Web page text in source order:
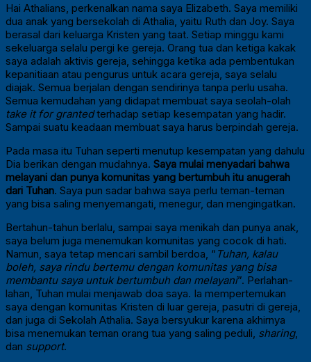
Hai Athalians, perkenalkan nama saya Elizabeth. Saya memiliki
dua anak yang bersekolah di Athalia, yaitu Ruth dan Joy. Saya
berasal dari keluarga Kristen yang taat. Setiap minggu kami
sekeluarga selalu pergi ke gereja. Orang tua dan ketiga kakak
saya adalah aktivis gereja, sehingga ketika ada pembentukan
kepanitiaan atau pengurus untuk acara gereja, saya selalu
diajak. Semua berjalan dengan sendirinya tanpa perlu usaha.
Semua kemudahan yang didapat membuat saya seolah-olah
take it for grantedterhadap setiap kesempatan yang hadir.
Sampai suatu keadaan membuat saya harus berpindah gereja.
Pada masa itu Tuhan seperti menutup kesempatan yang dahulu
Dia berikan dengan mudahnya. Saya mulai menyadari bahwa
melayani dan punya komunitas yang bertumbuh itu anugerah
dari Tuhan. Saya pun sadar bahwa saya perlu teman-teman
yang bisa saling menyemangati, menegur, dan mengingatkan.
Bertahun-tahun berlalu, sampai saya menikah dan punya anak,
saya belum juga menemukan komunitas yang cocok di hati.
Namun, saya tetap mencari sambil berdoa, “ Tuhan, kalau
boleh, saya rindu bertemu dengan komunitas yang bisa
membantu saya untuk bertumbuh dan melayani”. Perlahan-
lahan, Tuhan mulai menjawab doa saya. Ia mempertemukan
saya dengan komunitas Kristen di luar gereja, pasutri di gereja,
dan juga di Sekolah Athalia. Saya bersyukur karena akhirnya
bisa menemukan teman orang tua yang saling peduli, sharing,
dan support.